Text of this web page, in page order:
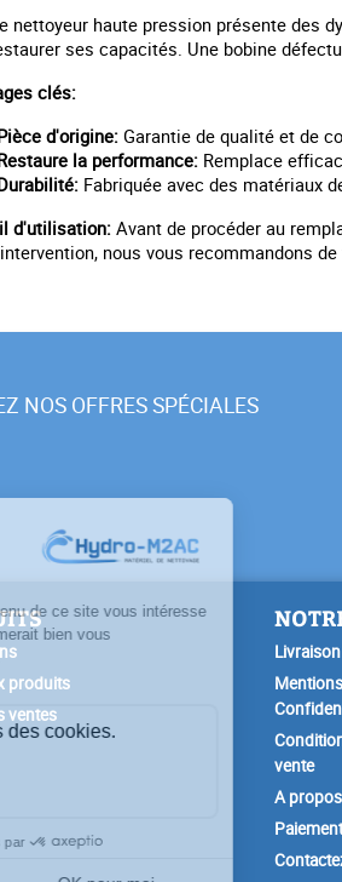
nettoyeur haute pression présente des
ses capacités. Une bobine
clés:
d'origine: Garantie de qualité et de
la performance: Remplace
Fabriquée avec des matériaux
d'utilisation: Avant de procéder au
nous vous recommandons
NOS OFFRES SPÉCIALES
produits
ventes
Livraison
vente
A propos